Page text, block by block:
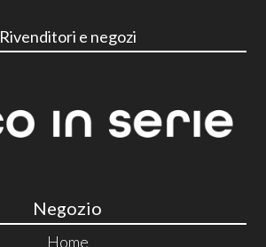
Rivenditori e negozi
Negozio
Home